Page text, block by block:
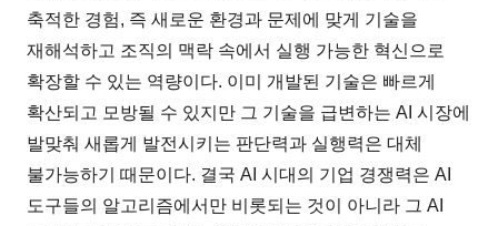
축적한 경험, 즉 새로운 환경과 문제에 맞게 기술을
재해석하고 조직의 맥락 속에서 실행 가능한 혁신으로
확장할 수 있는 역량이다. 이미 개발된 기술은 빠르게
확산되고 모방될 수 있지만 그 기술을 급변하는 AI 시장에
발맞춰 새롭게 발전시키는 판단력과 실행력은 대체
불가능하기 때문이다. 결국 AI 시대의 기업 경쟁력은 AI
도구들의 알고리즘에서만 비롯되는 것이 아니라 그 AI